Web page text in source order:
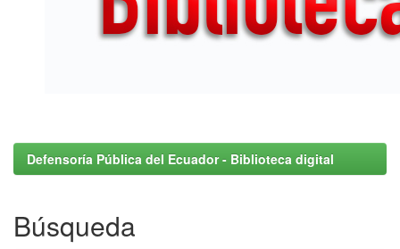
Defensoría Pública del Ecuador - Biblioteca digital
Búsqueda